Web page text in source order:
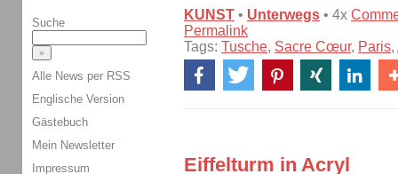
KUNST • Unterwegs • 4x
Permalink
Tags: Tusche, Sacre Cœur, Paris,
Eiffelturm in Acryl
Suche
Alle News per RSS
Englische Version
Gästebuch
Mein Newsletter
Impressum